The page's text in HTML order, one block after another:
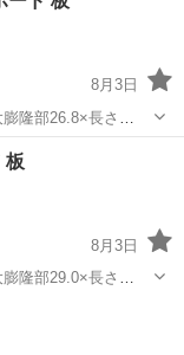
8月3日
隆部26.8×長さ
。Burtonバートン
板
8月3日
隆部29.0×長さ